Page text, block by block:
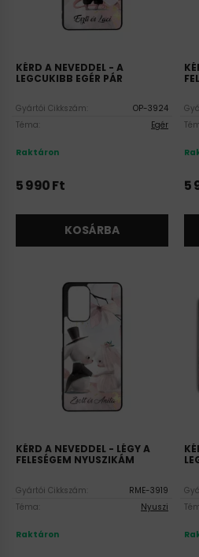
KÉRD A NEVEDDEL - A
LEGCUKIBB EGÉR PÁR
Gyártói Cikkszám:
OP-3924
Téma:
Egér
Raktáron
5 990Ft
KOSÁRBA
5
KÉRD A NEVEDDEL - LÉGY A
FELESÉGEM NYUSZIKÁM
Gyártói Cikkszám:
RME-3919
Téma:
Nyuszi
Raktáron